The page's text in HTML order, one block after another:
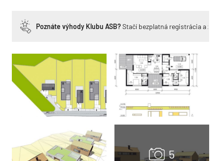
Poznáte výhody Klubu ASB?Stačí bezplatná registrácia a